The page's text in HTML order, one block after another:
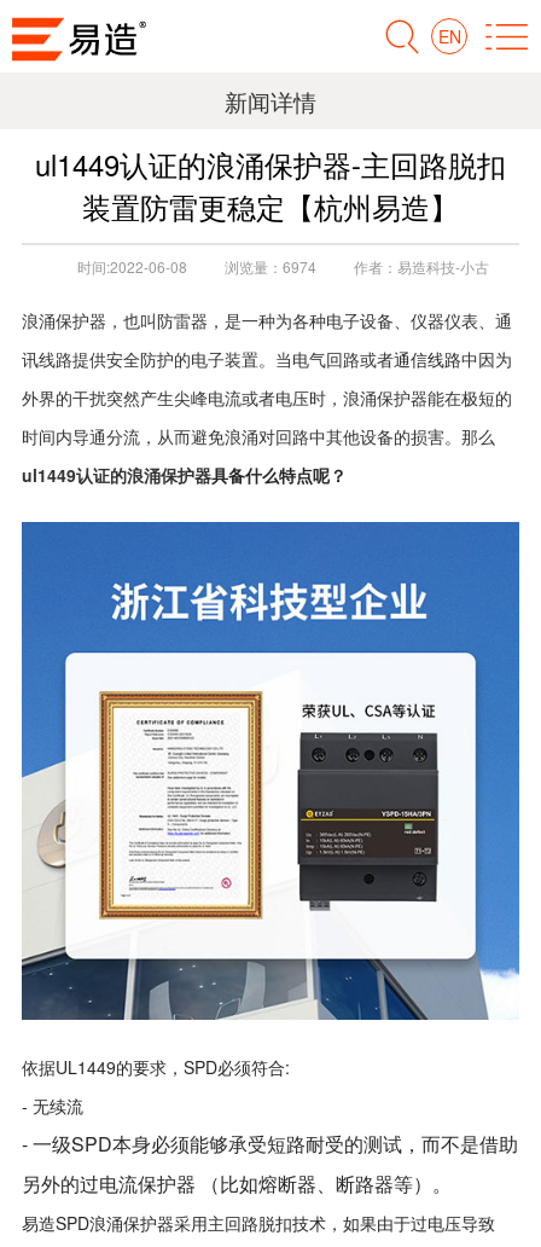
EN
新闻详情
ul1449认证的浪涌保护器-主回路脱扣
装置防雷更稳定【杭州易造】
时间:2022-06-08 浏览量： 6974 作者： 易造科技-小古
浪涌保护器，也叫防雷器，是一种为各种电子设备、仪器仪表、通
讯线路提供安全防护的电子装置。当电气回路或者通信线路中因为
外界的干扰突然产生尖峰电流或者电压时，浪涌保护器能在极短的
时间内导通分流，从而避免浪涌对回路中其他设备的损害。那么
ul1449认证的浪涌保护器具备什么特点呢？
依据UL1449的要求，SPD必须符合:
- 无续流
-一级SPD本身必须能够承受短路耐受的测试，而不是借助
另外的过电流保护器 （比如熔断器、断路器等）。
易造SPD浪涌保护器采用主回路脱扣技术，如果由于过电压导致